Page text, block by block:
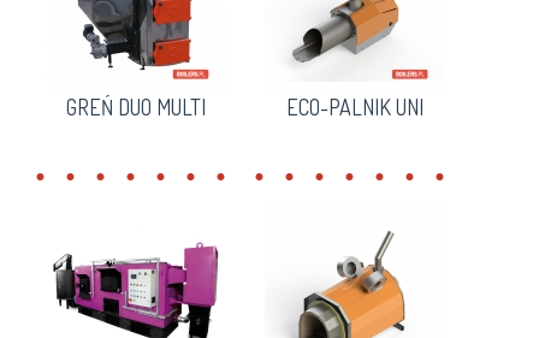
GREŃ DUO MULTI ECO-PALNIK UNI